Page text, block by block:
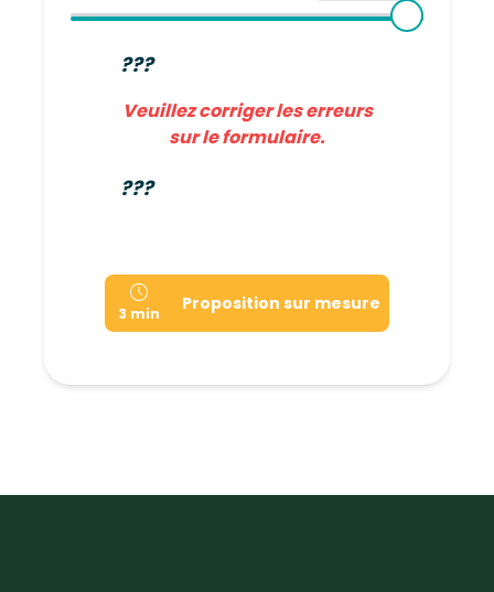
???
Veuillez corriger les erreurs
sur le formulaire.
???
3 min Proposition sur mesure